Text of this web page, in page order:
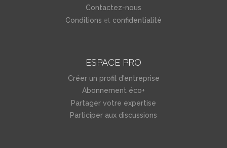
Contactez-nous
Conditions et confidentialité
ESPACE PRO
Créer un profil d'entreprise
Abonnement éco+
Partager votre expertise
Participer aux discussions